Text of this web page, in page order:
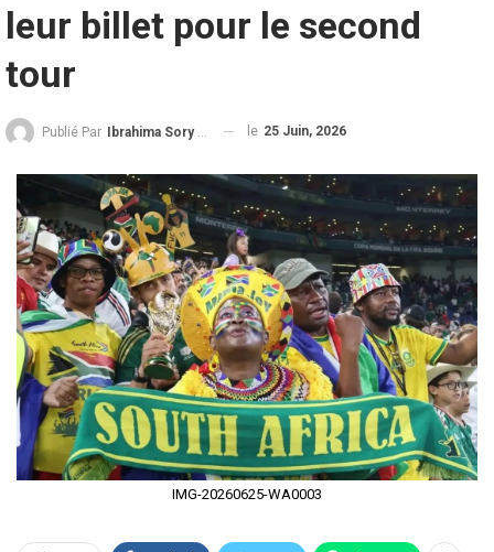
leur billet pour le second
tour
Publié Par Ibrahima Sory Diallo le 25 Juin, 2026
IMG-20260625-WA0003